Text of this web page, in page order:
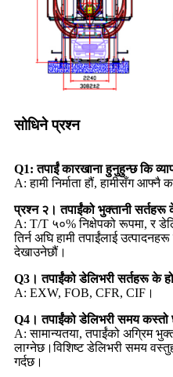
सोधिने प्रश्न
Q1: तपाईं कारखाना हुनुहुन्छ कि
A: हामी निर्माता हौं, हामीसँग आफ्नै
प्रश्न २। तपाईंको भुक्तानी सर्तहरू
A: T/T ५०% निक्षेपको रूपमा, र
तिर्न अघि हामी तपाईंलाई
देखाउनेछौं।
Q3। तपाईंको डेलिभरी सर्तहरू के
A: EXW, FOB, CFR, CIF।
Q4। तपाईंको डेलिभरी समय कस्तो
A: सामान्यतया, तपाईंको अग्रिम
लाग्नेछ।विशिष्ट डेलिभरी समय
गर्दछ।